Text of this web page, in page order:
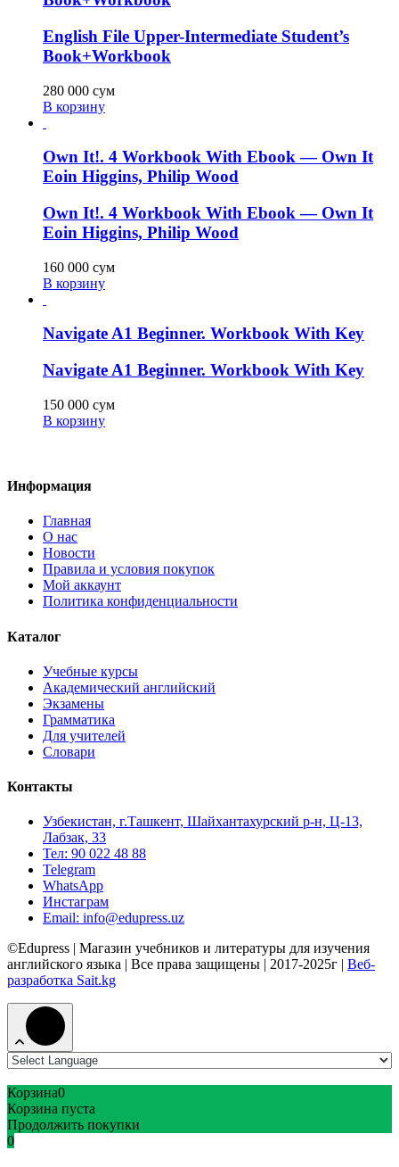
English File Upper-Intermediate Student’s
Book+Workbook
280 000 сум
В корзину
Own It!. 4 Workbook With Ebook — Own It
Eoin Higgins, Philip Wood
Own It!. 4 Workbook With Ebook — Own It
Eoin Higgins, Philip Wood
160 000 сум
В корзину
Navigate A1 Beginner. Workbook With Key
Navigate A1 Beginner. Workbook With Key
150 000 сум
В корзину
Информация
Главная
О нас
Новости
Правила и условия покупок
Мой аккаунт
Политика конфиденциальности
Каталог
Учебные курсы
Академический английский
Экзамены
Грамматика
Для учителей
Словари
Контакты
Узбекистан, г.Ташкент, Шайхантахурский р-н, Ц-13,
Лабзак, 33
Тел: 90 022 48 88
Telegram
WhatsApp
Инстаграм
Email: info@edupress.uz
©Edupress | Магазин учебников и литературы для изучения
английского языка | Все права защищены | 2017-2025г | Веб-
разработка Sait.kg
Корзина0
Корзина пуста
Продолжить покупки
0